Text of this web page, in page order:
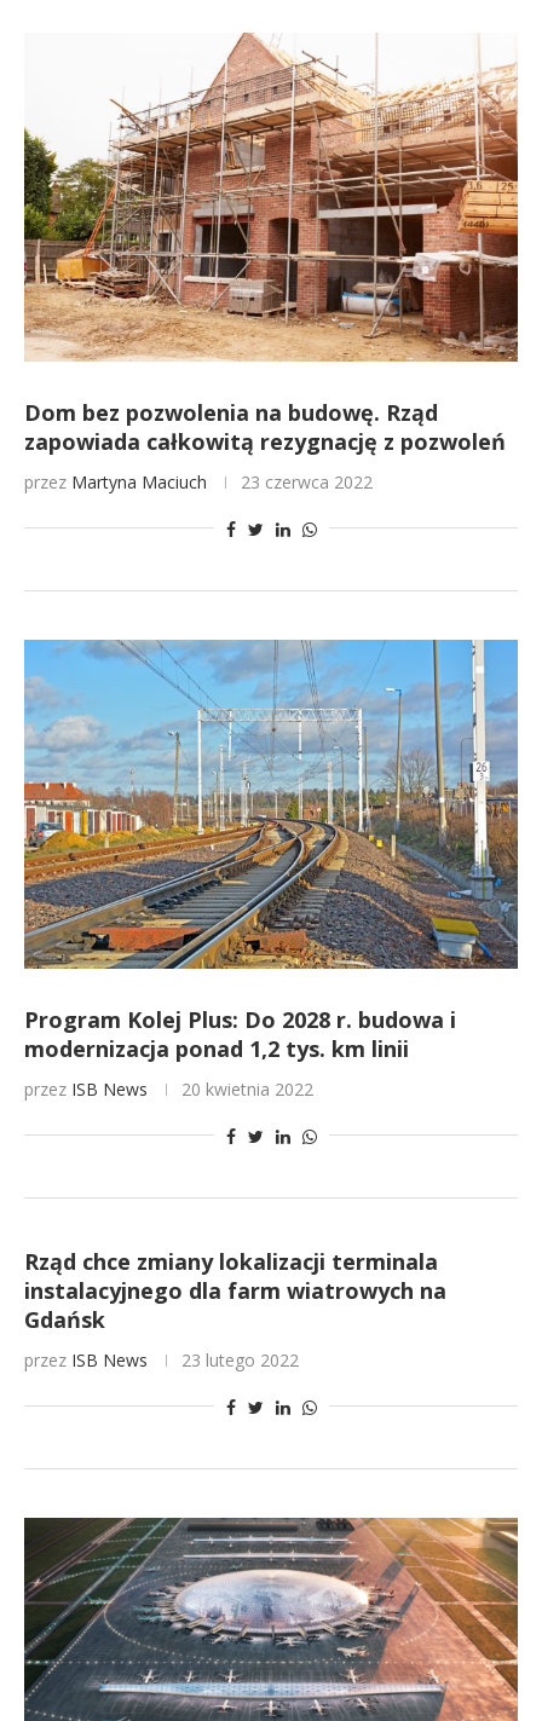
Dom bez pozwolenia na budowę. Rząd
zapowiada całkowitą rezygnację z pozwoleń
przez Martyna Maciuch 23 czerwca 2022
Program Kolej Plus: Do 2028 r. budowa i
modernizacja ponad 1,2 tys. km linii
przez ISB News 20 kwietnia 2022
Rząd chce zmiany lokalizacji terminala
instalacyjnego dla farm wiatrowych na
Gdańsk
przez ISB News 23 lutego 2022